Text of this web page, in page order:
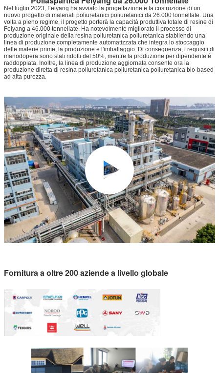
Nel luglio 2023, Feiyang ha avviato la progettazione e la costruzione di un
nuovo progetto di materiali poliuretanici poliuretanici da 26.000 tonnellate. Una
volta a pieno regime, il progetto porterà la capacità produttiva totale di resine di
Feiyang a 46.000 tonnellate. Ha notevolmente migliorato il processo di
produzione originale della resina poliuretanica poliuretanica stabilendo una
linea di produzione completamente automatizzata che integra lo stoccaggio
delle materie prime, la produzione e l'imballaggio. Di conseguenza, i requisiti di
manodopera sono stati ridotti del 50%, mentre la produzione per dipendente è
raddoppiata. Inoltre, la linea di produzione aggiornata consente ora la
produzione diretta di resina poliuretanica poliuretanica poliuretanica bio-based
ad alta purezza.
Fornitura a oltre 200 aziende a livello globale